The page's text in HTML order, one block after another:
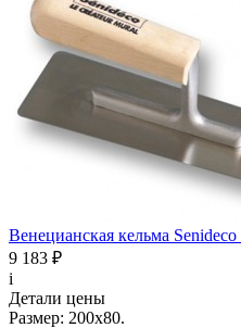
Венецианская кельма
9 183 ₽
i
Детали цены
Размер: 200х80.